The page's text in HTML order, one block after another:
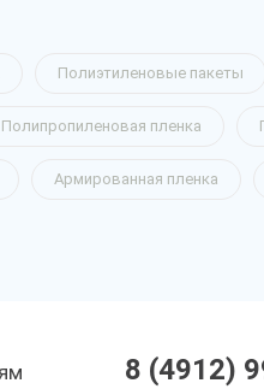
Полиэтиленовые пакеты
Полипропиленовая пленка
Армированная пленка
8 (4912)